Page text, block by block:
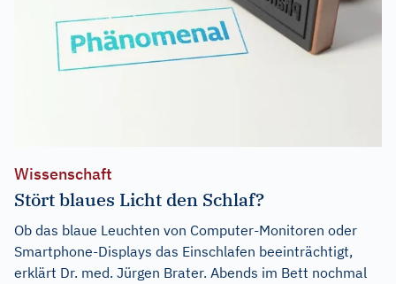
Wissenschaft
Stört blaues Licht den Schlaf?
Ob das blaue Leuchten von Computer-Monitoren oder
Smartphone-Displays das Einschlafen beeinträchtigt,
erklärt Dr. med. Jürgen Brater. Abends im Bett nochmal